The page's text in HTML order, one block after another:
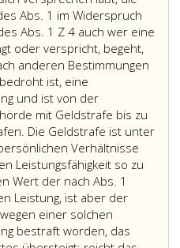
Abs. 1 im Widerspruch
Abs. 1 Z 4 auch wer eine
oder verspricht, begeht,
anderen Bestimmungen
ist, eine
und ist von der
mit Geldstrafe bis zu
Die Geldstrafe ist unter
Verhältnisse
Leistungsfähigkeit so zu
Wert der nach Abs. 1
Leistung, ist aber der
einer solchen
bestraft worden, das